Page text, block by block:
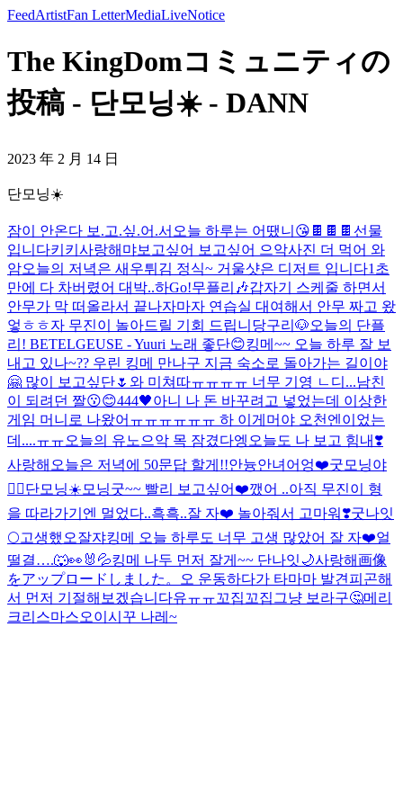
FeedArtistFan LetterMediaLiveNotice
The KingDomコミュニティの
投稿 - 단모닝☀️ - DANN
2023 年 2 月 14 日
단모닝☀️
잠이 안온다 보.고.싶.어.서 오늘 하루는 어땠니 😘 🍫🍫🍫선물
입니다키키 사랑해 먀보고싶어 보고싶어 으악사진 더 먹어 와
암오늘의 저녁은 새우튀김 정식~ 거울샷은 디저트 입니다1초
만에 다 차버렸어 대박..하Go!무플리🎶갑자기 스케줄 하면서
안무가 막 떠올라서 끝나자마자 연습실 대여해서 안무 짜고 왔
엏ㅎㅎ자 무진이 놀아드릴 기회 드립니당구리🐶오늘의 단플
리! BETELGEUSE - Yuuri 노래 좋단😊킹메~~ 오늘 하루 잘 보
내고 있나~?? 우린 킹메 만나구 지금 숙소로 돌아가는 길이야
🤗 많이 보고싶단🌷 와 미쳐따ㅠㅠㅠㅠ 너무 기영 ㄴ디...남친
이 되려던 짤😗😊444🖤아니 나 돈 바꾸려고 넣었는데 이상한
게임 머니로 나왔어ㅠㅠㅠㅠㅠㅠ 하 이게머야 오천엔이었는
데....ㅠㅠ오늘의 유노 으악 목 잠겼다엥 오늘도 나 보고 힘내❣️
사랑해 오늘은 저녁에 50문답 할게!!안늉안녀어엉❤️굿모닝야
❤️‍🔥단모닝☀️ 모닝굿~~ 빨리 보고싶어❤️깼어 ..아직 무진이 형
을 따라가기엔 멀었다..흑흑..잘 자❤️ 놀아줘서 고마워❣️굿나잇
🌕고생했오잘쟈킹메 오늘 하루도 너무 고생 많았어 잘 자❤️얼
떨결….🐺👀🐰💦킹메 나두 먼저 잘게~~ 단나잇🌙사랑해画像
をアップロードしました。
오 운동하다가 타마마 발견 피곤해
서 먼저 기절해보겠습니다유ㅠㅠ꼬집꼬집 그냥 보라구🤔메리
크리스마스오이시꾸 나레~